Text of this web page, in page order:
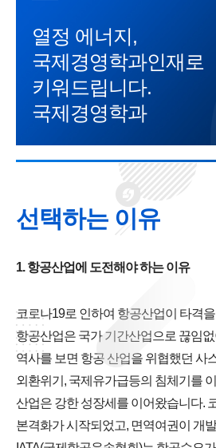
열정 에너지,
국제경영학과인재로
키워드립니다.
국제경영학과
선택하는 이유
1. 항공산업에 도전해야 하는 이유
코로나19로 인하여 항공산업이 타격
항공산업은 국가 기간산업으로 끊임
역사를 보면 항공 산업을 위협했던 사
외환위기, 국제유가급등의 침체기를
산업은 강한 성장세를 이어왔습니다.
본격화가 시작되었고, 면역여권이 개